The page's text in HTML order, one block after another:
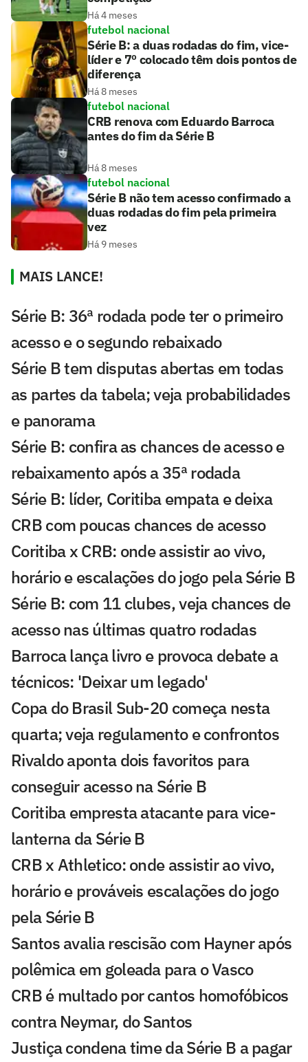
Há 4 meses
futebol nacional
Série B: a duas rodadas do fim, vice-
líder e 7º colocado têm dois pontos de
diferença
Há 8 meses
futebol nacional
CRB renova com Eduardo Barroca
antes do fim da Série B
Há 8 meses
futebol nacional
Série B não tem acesso confirmado a
duas rodadas do fim pela primeira
vez
Há 9 meses
MAIS LANCE!
Série B: 36ª rodada pode ter o primeiro
acesso e o segundo rebaixado
Série B tem disputas abertas em todas
as partes da tabela; veja probabilidades
e panorama
Série B: confira as chances de acesso e
rebaixamento após a 35ª rodada
Série B: líder, Coritiba empata e deixa
CRB com poucas chances de acesso
Coritiba x CRB: onde assistir ao vivo,
horário e escalações do jogo pela Série B
Série B: com 11 clubes, veja chances de
acesso nas últimas quatro rodadas
Barroca lança livro e provoca debate a
técnicos: 'Deixar um legado'
Copa do Brasil Sub-20 começa nesta
quarta; veja regulamento e confrontos
Rivaldo aponta dois favoritos para
conseguir acesso na Série B
Coritiba empresta atacante para vice-
lanterna da Série B
CRB x Athletico: onde assistir ao vivo,
horário e prováveis escalações do jogo
pela Série B
Santos avalia rescisão com Hayner após
polêmica em goleada para o Vasco
CRB é multado por cantos homofóbicos
contra Neymar, do Santos
Justiça condena time da Série B a pagar